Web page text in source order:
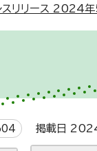
スリリース 2024
掲載日